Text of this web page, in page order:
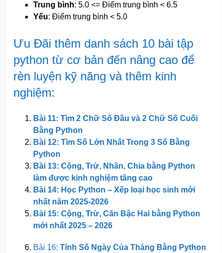
Trung bình: 5.0 <= Điểm trung bình < 6.5
Yếu: Điểm trung bình < 5.0
Ưu Đãi thêm danh sách 10 bài tập
python từ cơ bản đến nâng cao để
rèn luyện kỹ năng và thêm kinh
nghiệm:
Bài 11: Tìm 2 Chữ Số Đầu và 2 Chữ Số Cuối
Bằng Python
Bài 12: Tìm Số Lớn Nhất Trong 3 Số Bằng
Python
Bài 13: Cộng, Trừ, Nhân, Chia bằng Python
làm được kinh nghiệm tăng cao
Bài 14: Học Python – Xếp loại học sinh mới
nhất năm 2025-2026
Bài 15: Cộng, Trừ, Căn Bậc Hai bằng Python
mới nhất 2025 – 2026
Bài 16: Tính Số Ngày Của Tháng Bằng Python